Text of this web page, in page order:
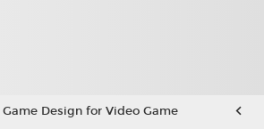
Design for Video Game